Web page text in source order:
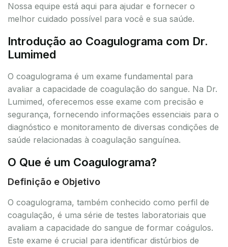
Nossa equipe está aqui para ajudar e fornecer o
melhor cuidado possível para você e sua saúde.
Introdução ao Coagulograma com Dr.
Lumimed
O coagulograma é um exame fundamental para
avaliar a capacidade de coagulação do sangue. Na Dr.
Lumimed, oferecemos esse exame com precisão e
segurança, fornecendo informações essenciais para o
diagnóstico e monitoramento de diversas condições de
saúde relacionadas à coagulação sanguínea.
O Que é um Coagulograma?
Definição e Objetivo
O coagulograma, também conhecido como perfil de
coagulação, é uma série de testes laboratoriais que
avaliam a capacidade do sangue de formar coágulos.
Este exame é crucial para identificar distúrbios de